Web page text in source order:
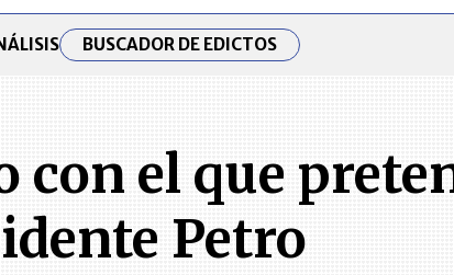
BUSCADOR DE EDICTOS
el que
Petro